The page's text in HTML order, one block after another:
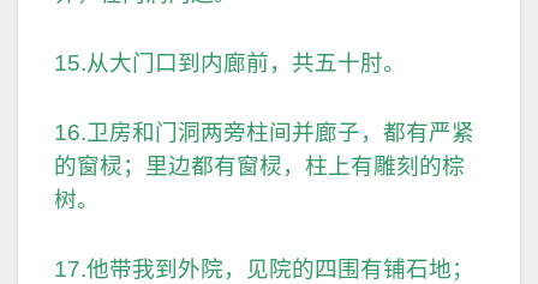
15.从大门口到内廊前，共五十肘。
16.卫房和门洞两旁柱间并廊子，都有严紧
的窗棂；里边都有窗棂，柱上有雕刻的棕
树。
17.他带我到外院，见院的四围有铺石地；